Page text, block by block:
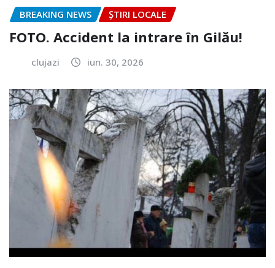
BREAKING NEWS ȘTIRI LOCALE
FOTO. Accident la intrare în Gilău!
clujazi iun. 30, 2026